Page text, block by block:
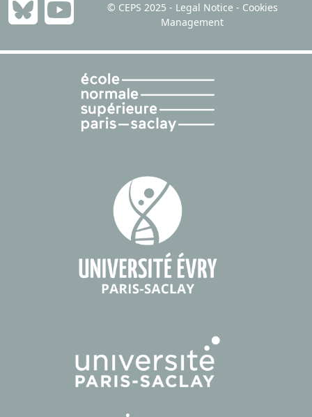
© CEPS 2025 - Legal Notice - Cookies
Management